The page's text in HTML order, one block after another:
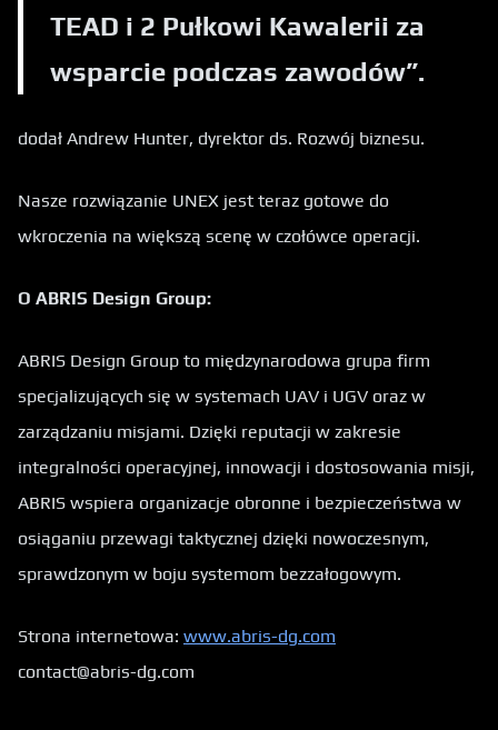
TEAD i 2 Pułkowi Kawalerii za
wsparcie podczas zawodów”.
dodał Andrew Hunter, dyrektor ds. Rozwój biznesu.
Nasze rozwiązanie UNEX jest teraz gotowe do
wkroczenia na większą scenę w czołówce operacji.
O ABRIS Design Group:
ABRIS Design Group to międzynarodowa grupa firm
specjalizujących się w systemach UAV i UGV oraz w
zarządzaniu misjami. Dzięki reputacji w zakresie
integralności operacyjnej, innowacji i dostosowania misji,
ABRIS wspiera organizacje obronne i bezpieczeństwa w
osiąganiu przewagi taktycznej dzięki nowoczesnym,
sprawdzonym w boju systemom bezzałogowym.
Strona internetowa: www.abris-dg.com
contact@abris-dg.com